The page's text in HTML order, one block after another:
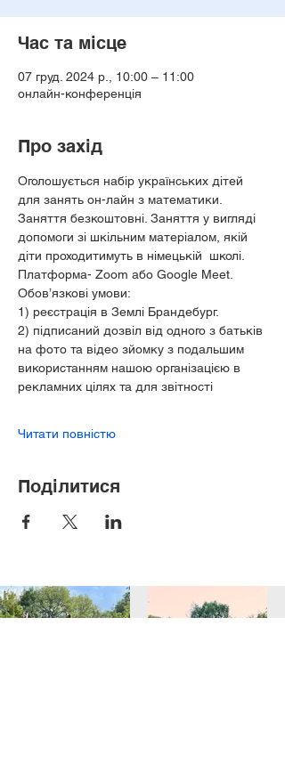
Час та місце
07 груд. 2024 р., 10:00 – 11:00
онлайн-конференція
Про захід
Оголошується набір українських дітей
для занять он-лайн з математики.
Заняття безкоштовні. Заняття у вигляді
допомоги зі шкільним матеріалом, якій
діти проходитимуть в німецькій  школі.
Платформа- Zoom або Google Meet.
Обов’язкові умови:
1) реєстрація в Землі Брандебург.
2) підписаний дозвіл від одного з батьків
на фото та відео зйомку з подальшим
використанням нашою організацією в
рекламних цілях та для звітності
Читати повністю
Поділитися